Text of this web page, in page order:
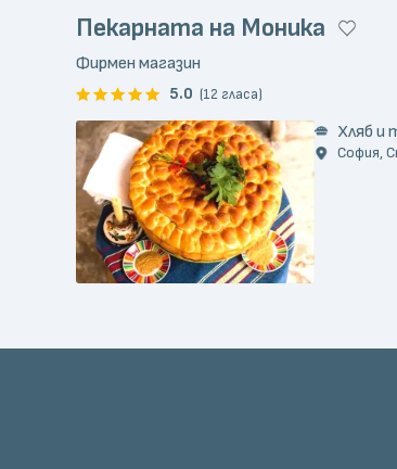
Пекарната на Моника
Фирмен магазин
5.0 (12 гласа)
Хляб и
София,